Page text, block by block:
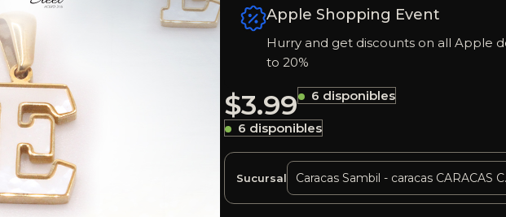
Apple Shopping Event
Hurry and get discounts on all Apple
to 20%
$3.99 6 disponibles
6 disponibles
Sucursal